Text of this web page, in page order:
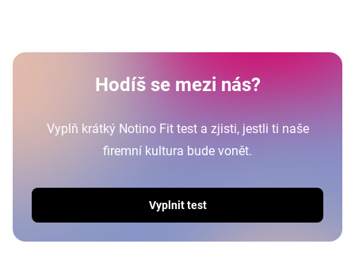
Hodíš se mezi nás?
Vyplň krátký Notino Fit test a zjisti, jestli ti naše
firemní kultura bude vonět.
Vyplnit test